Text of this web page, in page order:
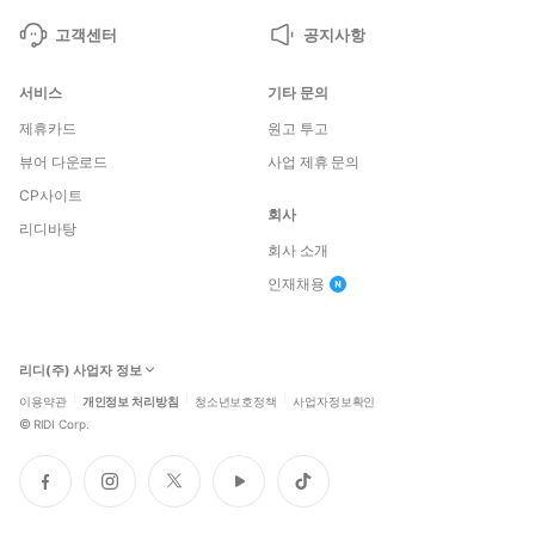
고객센터 공지사항
서비스
제휴카드
뷰어 다운로드
CP사이트
리디바탕
기타 문의
원고 투고
사업 제휴 문의
회사
회사 소개
인재채용
리디(주) 사업자 정보
이용약관 개인정보 처리방침 청소년보호정책 사업자정보확인
© RIDI Corp.
페
이
인
스
트
위
유
튜
틱
톡